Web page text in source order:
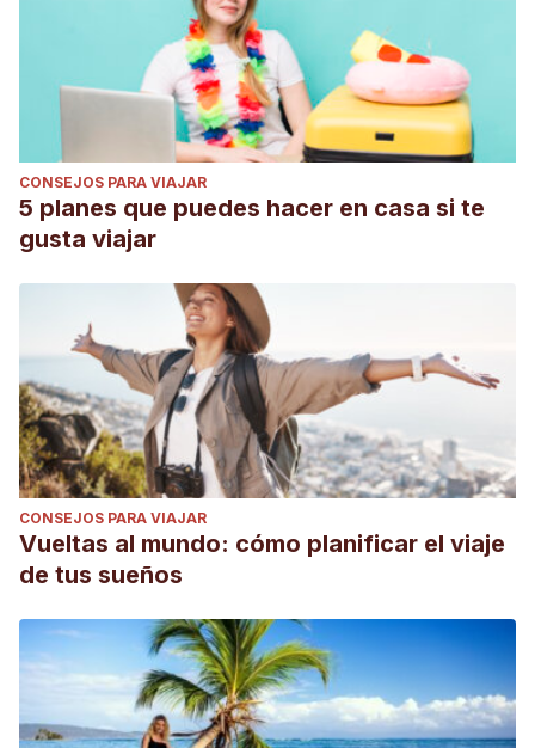
CONSEJOS PARA VIAJAR
5 planes que puedes hacer en casa si te
gusta viajar
CONSEJOS PARA VIAJAR
Vueltas al mundo: cómo planificar el viaje
de tus sueños